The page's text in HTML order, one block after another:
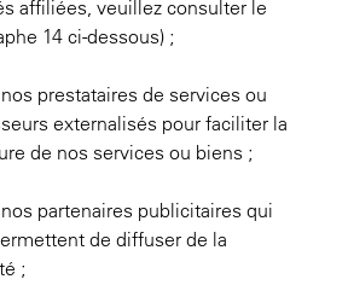
affiliées, veuillez consulter le
14 ci-dessous) ;
nos prestataires de services ou
externalisés pour faciliter la
de nos services ou biens ;
nos partenaires publicitaires qui
de diffuser de la
;